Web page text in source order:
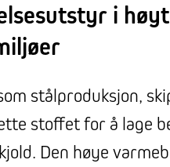
i
stålproduksjon,
stoffet for å lage
Den høye